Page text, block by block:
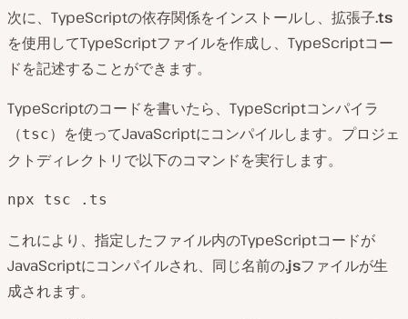
次に、TypeScriptの依存関係をインストールし、拡張子.ts
を使用してTypeScriptファイルを作成し、TypeScriptコー
ドを記述することができます。
TypeScriptのコードを書いたら、TypeScriptコンパイラ
（tsc）を使ってJavaScriptにコンパイルします。プロジェ
クトディレクトリで以下のコマンドを実行します。
npx tsc .ts
これにより、指定したファイル内のTypeScriptコードが
JavaScriptにコンパイルされ、同じ名前の.jsファイルが生
成されます。